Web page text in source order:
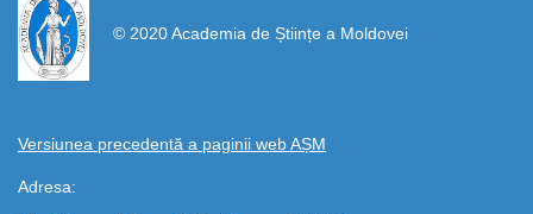
© 2020 Academia de Științe a Moldovei
Versiunea precedentă a paginii web AȘM
Adresa: